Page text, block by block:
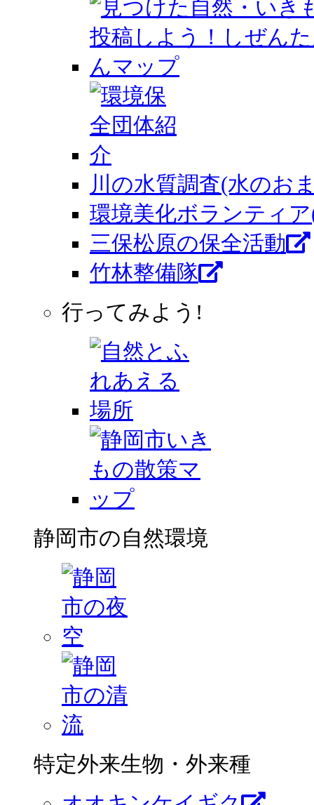
川の水質調査(水のお
環境美化ボランティ
三保松原の保全活動
竹林整備隊
行ってみよう!
静岡市の自然環境
特定外来生物・外来種